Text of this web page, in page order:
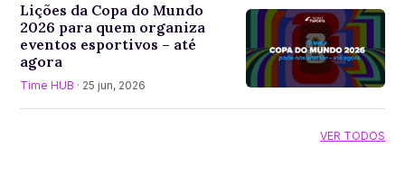
Lições da Copa do Mundo
2026 para quem organiza
eventos esportivos – até
agora
Time HUB · 25 jun, 2026
VER TODOS